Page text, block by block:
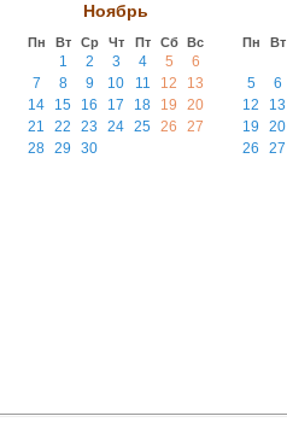
Ноябрь
Пн Вт Ср Чт Пт Сб Вс
1 2 3 4 5
6
7
8 9 10 11 12
13
14
15 16 17 18 19
20
21
22 23 24 25 26
27
28 29 30
Пн Вт
5
6
12
13
19
20
26
27